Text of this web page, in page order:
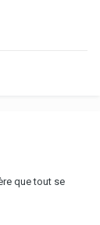
que tout se